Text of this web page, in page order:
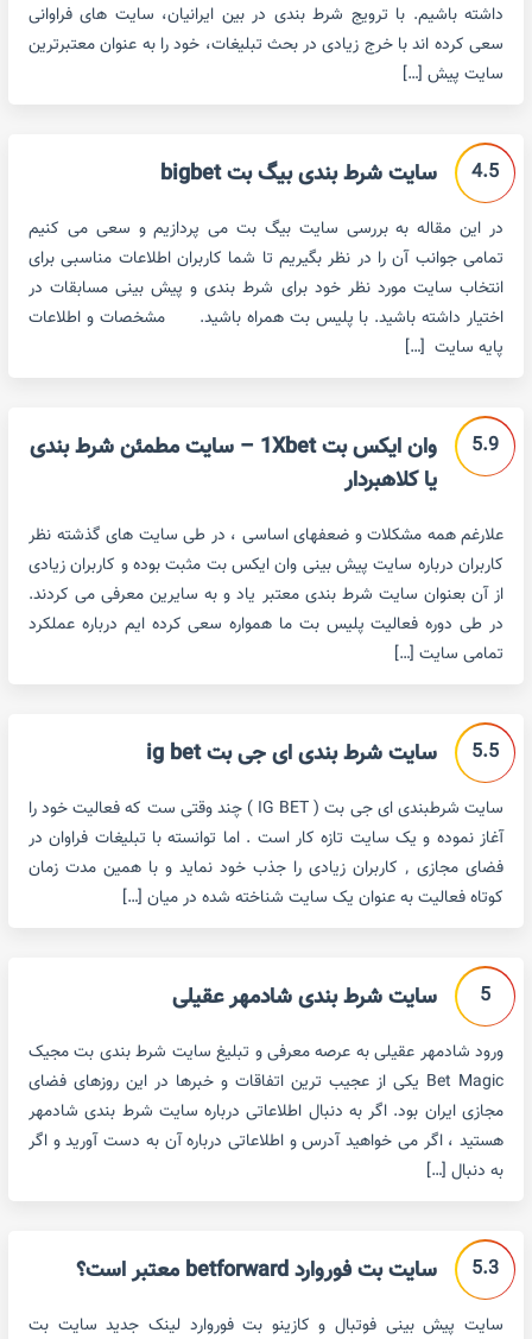
داشته باشیم. با ترویج شرط بندی در بین ایرانیان، سایت های فراوانی
سعی کرده اند با خرج زیادی در بحث تبلیغات، خود را به عنوان معتبرترین
سایت پیش […]
4.5 سایت شرط بندی بیگ بت bigbet
در این مقاله به بررسی سایت بیگ بت می پردازیم و سعی می کنیم
تمامی جوانب آن را در نظر بگیریم تا شما کاربران اطلاعات مناسبی برای
انتخاب سایت مورد نظر خود برای شرط بندی و پیش بینی مسابقات در
اختیار داشته باشید. با پلیس بت همراه باشید. مشخصات و اطلاعات
پایه سایت […]
5.9
وان ایکس بت 1Xbet – سایت مطمئن شرط بندی
یا کلاهبردار
علارغم همه مشکلات و ضعفهای اساسی ، در طی سایت های گذشته نظر
کاربران درباره سایت پیش بینی وان ایکس بت مثبت بوده و کاربران زیادی
از آن بعنوان سایت شرط بندی معتبر یاد و به سایرین معرفی می کردند.
در طی دوره فعالیت پلیس بت ما همواره سعی کرده ایم درباره عملکرد
تمامی سایت […]
5.5 سایت شرط بندی ای جی بت ig bet
سایت شرطبندی ای جی بت ( IG BET ) چند وقتی ست که فعالیت خود را
آغاز نموده و یک سایت تازه کار است . اما توانسته با تبلیغات فراوان در
فضای مجازی ٬ کاربران زیادی را جذب خود نماید و با همین مدت زمان
کوتاه فعالیت به عنوان یک سایت شناخته شده در میان […]
5 سایت شرط بندی شادمهر عقیلی
ورود شادمهر عقیلی به عرصه معرفی و تبلیغ سایت شرط بندی بت مجیک
Bet Magic یکی از عجیب ترین اتفاقات و خبرها در این روزهای فضای
مجازی ایران بود. اگر به دنبال اطلاعاتی درباره سایت شرط بندی شادمهر
هستید ، اگر می خواهید آدرس و اطلاعاتی درباره آن به دست آورید و اگر
به دنبال […]
5.3 سایت بت فوروارد betforward معتبر است؟
سایت پیش بینی فوتبال و کازینو بت فوروارد لینک جدید سایت بت